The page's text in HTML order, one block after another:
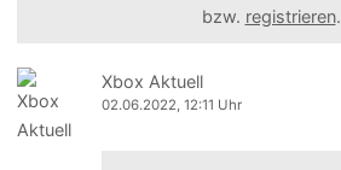
bzw. registrieren.
Xbox Aktuell
02.06.2022, 12:11 Uhr